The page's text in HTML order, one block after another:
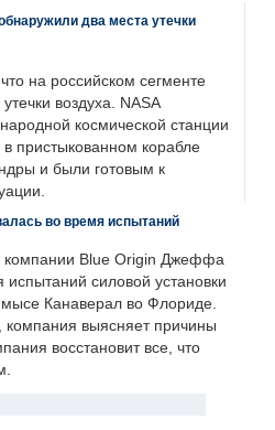
два места утечки
на российском сегменте
воздуха. NASA
космической станции
пристыкованном корабле
и были готовым к
во время испытаний
компании Blue Origin Джеффа
испытаний силовой установки
Канаверал во Флориде.
выясняет причины
восстановит все, что